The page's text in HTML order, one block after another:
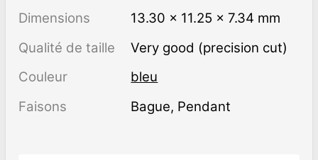
Dimensions
13.30 × 11.25 × 7.34 mm
Qualité de taille
Very good (precision cut)
Couleur
bleu
Faisons
Bague, Pendant